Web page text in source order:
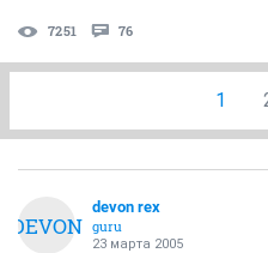
7251 76
1
DEVON
devon rex
guru
23 марта 2005